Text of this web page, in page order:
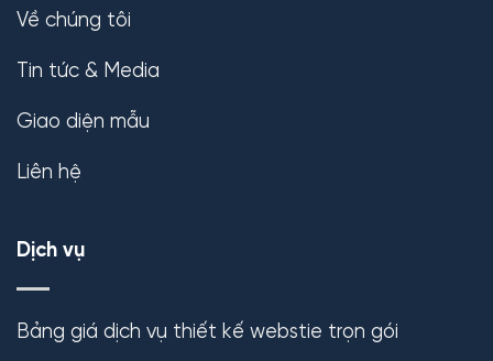
Về chúng tôi
Tin tức & Media
Giao diện mẫu
Liên hệ
Dịch vụ
Bảng giá dịch vụ thiết kế webstie trọn gói